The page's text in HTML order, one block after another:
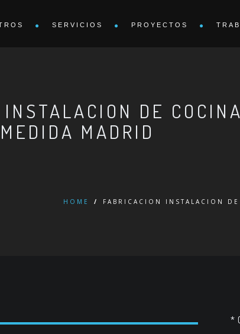
SERVICIOS PROYECTOS
DE
MADRID
HOME / FABRICACION INSTALACION
*